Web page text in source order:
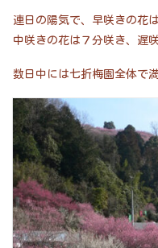
連日の陽気で、早咲きの花
中咲きの花は７分咲き、遅
数日中には七折梅園全体で